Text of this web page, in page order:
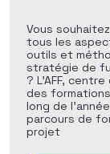
Vous
tous les
outils et
stratégie de
? L’AFF,
des
long de
parcours de
projet